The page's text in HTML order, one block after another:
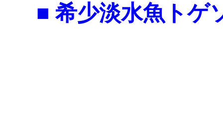
■ 希少淡水魚トゲ